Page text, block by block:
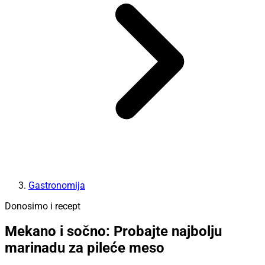
Gastronomija
Donosimo i recept
Mekano i sočno: Probajte najbolju
marinadu za pileće meso